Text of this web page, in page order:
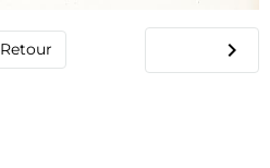
Retour